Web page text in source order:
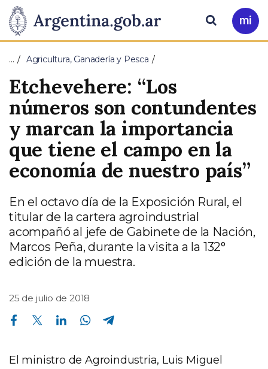
Presidencia
de
la
Nación
Pasar al contenido principal
Ir
a
Buscar
… Agricultura, Ganadería y Pesca
Etchevehere: “Los
números son contundentes
y marcan la importancia
que tiene el campo en la
economía de nuestro país”
En el octavo día de la Exposición Rural, el
titular de la cartera agroindustrial
acompañó al jefe de Gabinete de la Nación,
Marcos Peña, durante la visita a la 132°
edición de la muestra.
25 de julio de 2018
Compartir en Facebook Compartir en Twitter Compartir en Linkedin Compartir en Whatsapp
El ministro de Agroindustria, Luis Miguel